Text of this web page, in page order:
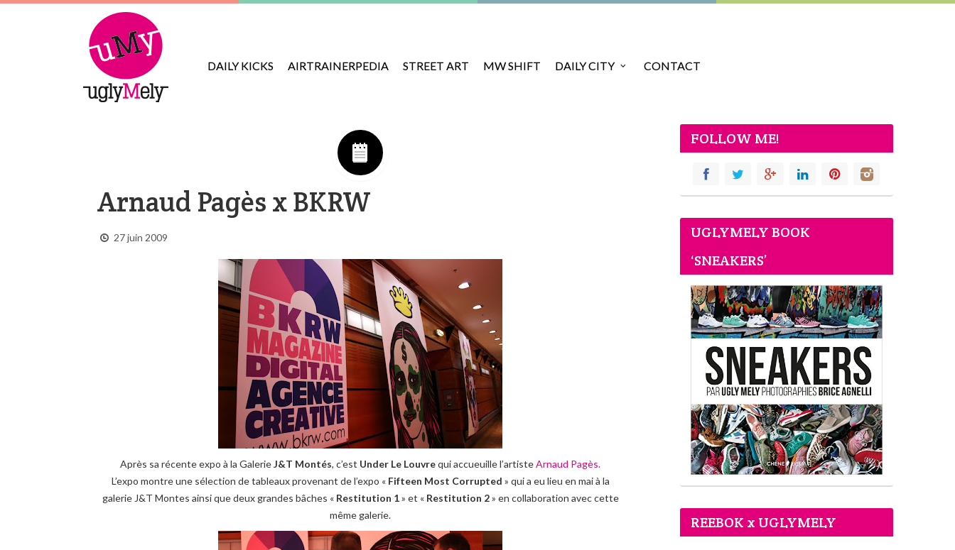
DAILY KICKS AIRTRAINERPEDIA STREET ART MW SHIFT DAILY CITY CONTACT
Arnaud Pagès x BKRW
27 juin 2009
Après sa récente expo à la GalerieJ&T Montés, c’est Under Le Louvrequi accueuille l’artisteArnaud Pagès.
L’expo montre une sélection de tableaux provenant de l’expo « Fifteen Most Corrupted » qui a eu lieu en mai à la
galerie J&T Montes ainsi que deux grandes bâches « Restitution 1» et « Restitution 2» en collaboration avec cette
même galerie.
FOLLOW ME!
UGLYMELY BOOK
‘SNEAKERS’
REEBOK x UGLYMELY